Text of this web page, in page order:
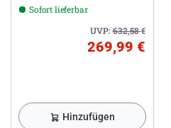
Sofort lieferbar
UVP:632,58€
269,99 €
Hinzufügen